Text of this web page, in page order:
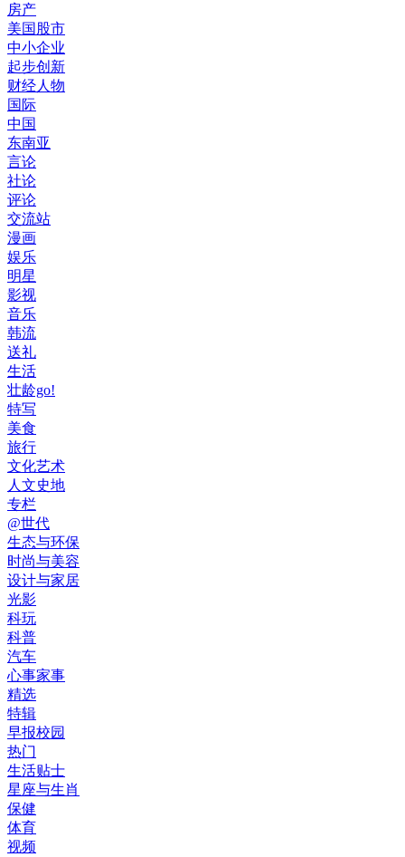
房产
美国股市
中小企业
起步创新
财经人物
国际
中国
东南亚
言论
社论
评论
交流站
漫画
娱乐
明星
影视
音乐
韩流
送礼
生活
壮龄go!
特写
美食
旅行
文化艺术
人文史地
专栏
@世代
生态与环保
时尚与美容
设计与家居
光影
科玩
科普
汽车
心事家事
精选
特辑
早报校园
热门
生活贴士
星座与生肖
保健
体育
视频